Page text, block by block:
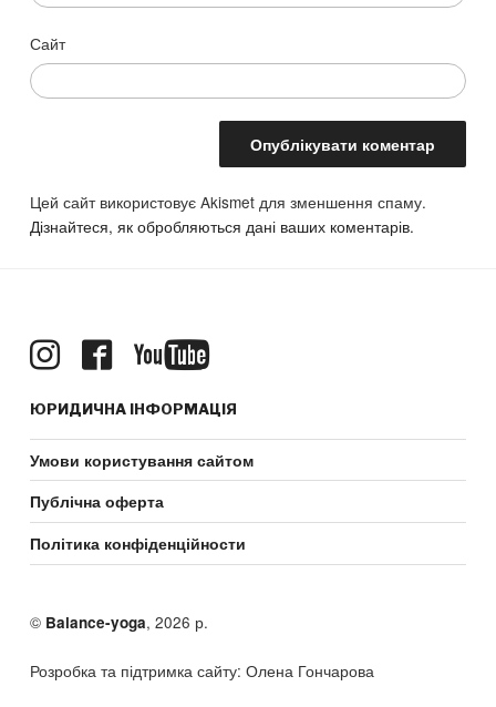
Сайт
Цей сайт використовує Akismet для зменшення спаму.
Дізнайтеся, як обробляються дані ваших коментарів.
ЮРИДИЧНА ІНФОРМАЦІЯ
Умови користування сайтом
Публічна оферта
Політика конфіденційности
© Balance-yoga, 2026 р.
Розробка та підтримка сайту: Олена Гончарова